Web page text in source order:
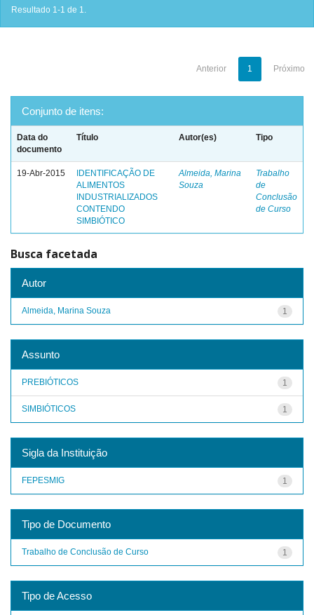
Resultado 1-1 de 1.
Anterior 1 Próximo
Conjunto de itens:
Data do
documento
Título Autor(es) Tipo
19-Abr-2015
IDENTIFICAÇÃO DE
ALIMENTOS
INDUSTRIALIZADOS
CONTENDO
SIMBIÓTICO
Almeida, Marina
Souza
Trabalho
de
Conclusão
de Curso
Busca facetada
Autor
1
Almeida, Marina Souza
Assunto
1
PREBIÓTICOS
1
SIMBIÓTICOS
Sigla da Instituição
1
FEPESMIG
Tipo de Documento
1
Trabalho de Conclusão de Curso
Tipo de Acesso